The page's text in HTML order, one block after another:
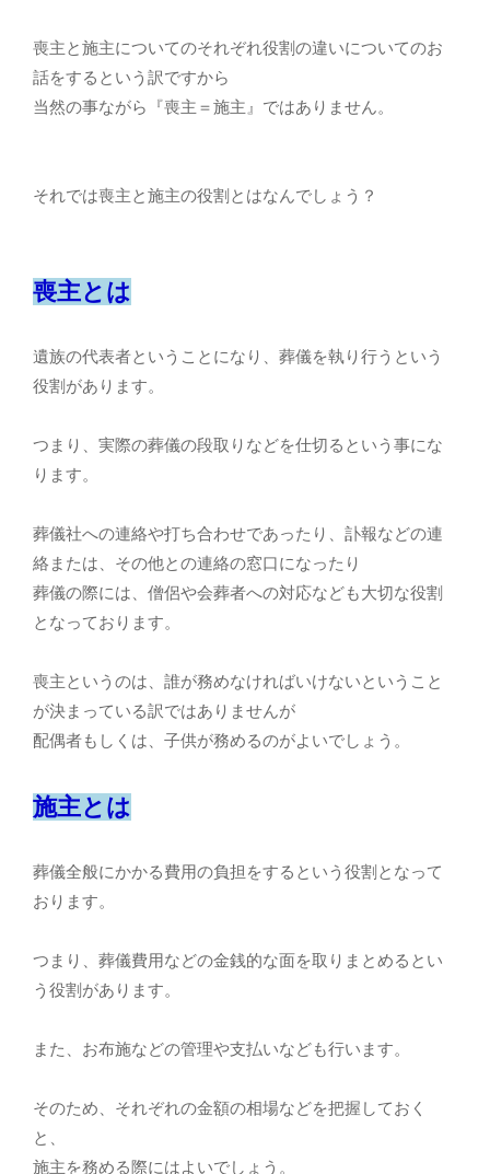
喪主と施主についてのそれぞれ役割の違いについてのお
話をするという訳ですから
当然の事ながら『喪主＝施主』ではありません。
それでは喪主と施主の役割とはなんでしょう？
喪主とは
遺族の代表者ということになり、葬儀を執り行うという
役割があります。
つまり、実際の葬儀の段取りなどを仕切るという事にな
ります。
葬儀社への連絡や打ち合わせであったり、訃報などの連
絡または、その他との連絡の窓口になったり
葬儀の際には、僧侶や会葬者への対応なども大切な役割
となっております。
喪主というのは、誰が務めなければいけないということ
が決まっている訳ではありませんが
配偶者もしくは、子供が務めるのがよいでしょう。
施主とは
葬儀全般にかかる費用の負担をするという役割となって
おります。
つまり、葬儀費用などの金銭的な面を取りまとめるとい
う役割があります。
また、お布施などの管理や支払いなども行います。
そのため、それぞれの金額の相場などを把握しておく
と、
施主を務める際にはよいでしょう。